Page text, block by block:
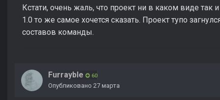
Кстати, очень жаль, что проект ни в каком виде
1.0 то же самое хочется сказать. Проект тупо
составов команды.
Furrayble 60
Опубликовано 27 марта